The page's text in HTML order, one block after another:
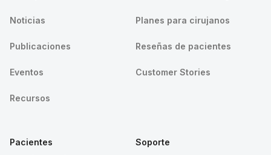
Noticias
Publicaciones
Eventos
Recursos
Planes para cirujanos
Reseñas de pacientes
Customer Stories
Pacientes
Soporte